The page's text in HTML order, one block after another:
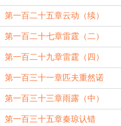
第一百二十五章云动（续）
第一百二十七章雷霆（二）
第一百二十九章雷霆（四）
第一百三十一章匹夫重然诺
第一百三十三章雨露（中）
第一百三十五章秦琼认错